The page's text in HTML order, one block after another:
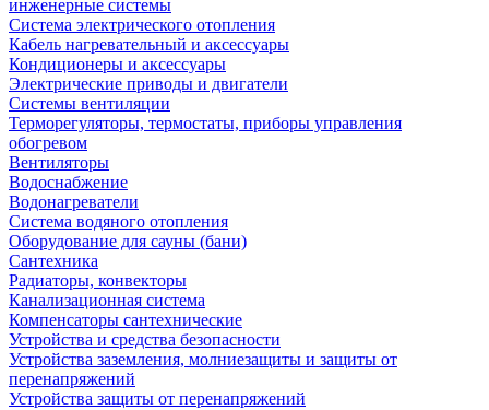
инженерные системы
Система электрического отопления
Кабель нагревательный и аксессуары
Кондиционеры и аксессуары
Электрические приводы и двигатели
Системы вентиляции
Терморегуляторы, термостаты, приборы управления
обогревом
Вентиляторы
Водоснабжение
Водонагреватели
Система водяного отопления
Оборудование для сауны (бани)
Сантехника
Радиаторы, конвекторы
Канализационная система
Компенсаторы сантехнические
Устройства и средства безопасности
Устройства заземления, молниезащиты и защиты от
перенапряжений
Устройства защиты от перенапряжений